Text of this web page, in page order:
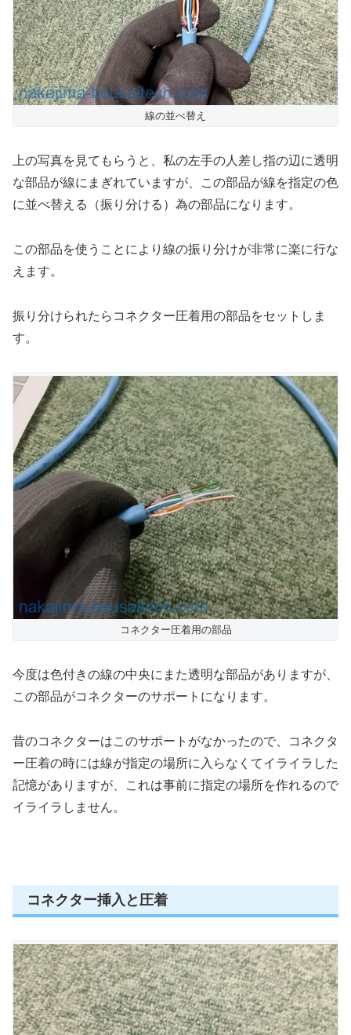
線の並べ替え
上の写真を見てもらうと、私の左手の人差し指の辺に透明
な部品が線にまぎれていますが、この部品が線を指定の色
に並べ替える（振り分ける）為の部品になります。
この部品を使うことにより線の振り分けが非常に楽に行な
えます。
振り分けられたらコネクター圧着用の部品をセットしま
す。
コネクター圧着用の部品
今度は色付きの線の中央にまた透明な部品がありますが、
この部品がコネクターのサポートになります。
昔のコネクターはこのサポートがなかったので、コネクタ
ー圧着の時には線が指定の場所に入らなくてイライラした
記憶がありますが、これは事前に指定の場所を作れるので
イライラしません。
コネクター挿入と圧着